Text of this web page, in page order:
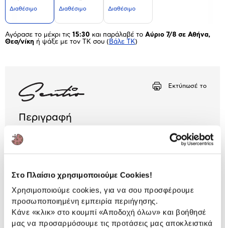
Στο Πλαίσιο χρησιμοποιούμε Cookies!
Χρησιμοποιούμε cookies, για να σου προσφέρουμε
προσωποποιημένη εμπειρία περιήγησης.
Κάνε «κλικ» στο κουμπί «Αποδοχή όλων» και βοήθησέ
μας να προσαρμόσουμε τις προτάσεις μας αποκλειστικά
Διαθέσιμο Διαθέσιμο Διαθέσιμο
Αγόρασε το μέχρι τις 15:30 και παράλαβέ το Αύριο 7/8 σε Αθήνα,
Θεσ/νίκη ή ψάξε με τον ΤΚ σου ( Βάλε ΤΚ)
Εκτύπωσέ το
Περιγραφή
Βολικό σε μέγεθος και σχήμα, το ανδρικό πορτοφόλι
της Sentio από δερματίνη θα γίνει το πρακτικό
αξεσουάρ που θα έχεις πάντα μαζί σου. Διαθέτει
Χαρακτηριστικά
Διάσταση: 12 cm x 1 cm x 10 cm